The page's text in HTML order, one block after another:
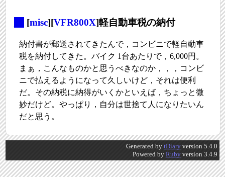
[misc][VFR800X]軽自動車税の納付
納付書が郵送されてきたんで，コンビニで軽自動車
税を納付してきた。バイク 1台あたりで，6,000円。
まぁ，こんなものかと思うべきなのか，，，コンビ
ニで払えるようになって久しいけど，それは便利
だ。その納税に納得がいくかといえば，ちょっと微
妙だけど。やっぱり，自分は世捨て人になりたいん
だと思う。
Generated by tDiaryversion 5.4.0
Powered by Rubyversion 3.4.9